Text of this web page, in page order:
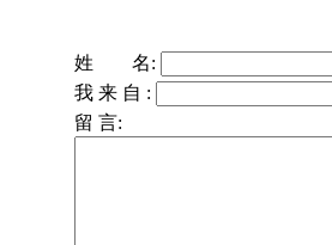
姓 名:
我 来 自 :
留 言: